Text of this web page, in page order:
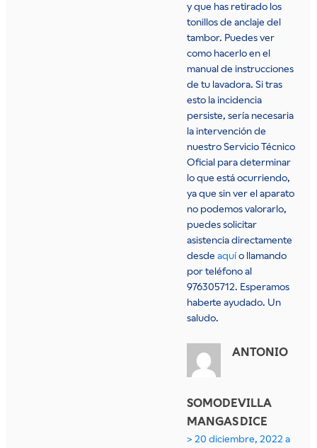
y que has retirado los
tonillos de anclaje del
tambor. Puedes ver
como hacerlo en el
manual de instrucciones
de tu lavadora. Si tras
esto la incidencia
persiste, sería necesaria
la intervención de
nuestro Servicio Técnico
Oficial para determinar
lo que está ocurriendo,
ya que sin ver el aparato
no podemos valorarlo,
puedes solicitar
asistencia directamente
desde aquío llamando
por teléfono al
976305712. Esperamos
haberte ayudado. Un
saludo.
ANTONIO
SOMODEVILLA
MANGAS DICE
20 diciembre, 2022 a